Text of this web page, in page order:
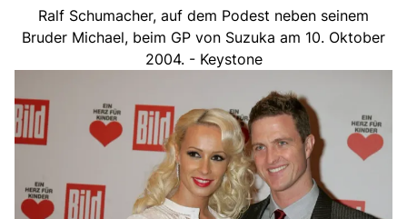
Ralf Schumacher, auf dem Podest neben seinem
Bruder Michael, beim GP von Suzuka am 10. Oktober
2004. - Keystone